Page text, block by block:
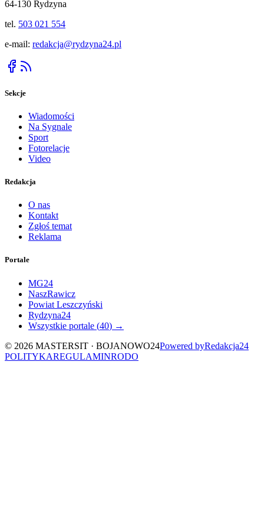
64-130 Rydzyna
tel. 503 021 554
e-mail: redakcja@rydzyna24.pl
Sekcje
Wiadomości
Na Sygnale
Sport
Fotorelacje
Video
Redakcja
O nas
Kontakt
Zgłoś temat
Reklama
Portale
MG24
NaszRawicz
Powiat Leszczyński
Rydzyna24
Wszystkie portale (40) →
© 2026 MASTERSIT · BOJANOWO24Powered byRedakcja24
POLITYKAREGULAMINRODO